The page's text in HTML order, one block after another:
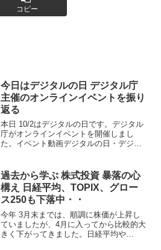
コピー
今日はデジタルの日 デジタル庁
主催のオンラインイベントを振り
返る
本日 10/2はデジタルの日です。デジタル
庁がオンラインイベントを開催しまし
た。イベント動画デジタルの日・デジタ
り、体験し、見直す機会として創設され
た記念日です。官...
過去から学ぶ 株式投資 暴落の心
構え 日経平均、TOPIX、グロー
ス250も下落中・・
今年 3月末までは、順調に株価が上昇し
ていましたが、4月に入ってから比較的大
きく下がってきました。日経平均や